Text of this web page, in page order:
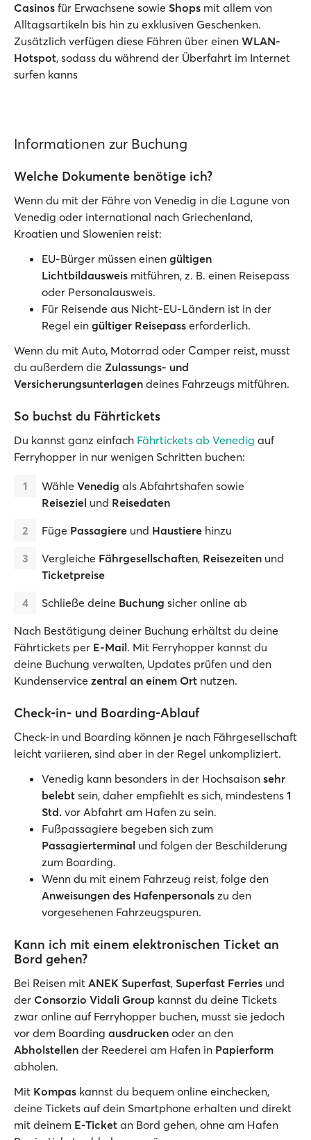
Casinos für Erwachsene sowie Shops mit allem von
Alltagsartikeln bis hin zu exklusiven Geschenken.
Zusätzlich verfügen diese Fähren über einen WLAN-
Hotspot, sodass du während der Überfahrt im Internet
surfen kanns
Informationen zur Buchung
Welche Dokumente benötige ich?
Wenn du mit der Fähre von Venedig in die Lagune von
Venedig oder international nach Griechenland,
Kroatien und Slowenien reist:
EU-Bürger müssen einen gültigen
Lichtbildausweis mitführen, z. B. einen Reisepass
oder Personalausweis.
Für Reisende aus Nicht-EU-Ländern ist in der
Regel ein gültiger Reisepass erforderlich.
Wenn du mit Auto, Motorrad oder Camper reist, musst
du außerdem die Zulassungs- und
Versicherungsunterlagen deines Fahrzeugs mitführen.
So buchst du Fährtickets
Du kannst ganz einfach Fährtickets ab Venedig auf
Ferryhopper in nur wenigen Schritten buchen:
Wähle Venedig als Abfahrtshafen sowie
Reiseziel und Reisedaten
Füge Passagiere und Haustiere hinzu
Vergleiche Fährgesellschaften, Reisezeiten und
Ticketpreise
Schließe deine Buchung sicher online ab
Nach Bestätigung deiner Buchung erhältst du deine
Fährtickets per E-Mail. Mit Ferryhopper kannst du
deine Buchung verwalten, Updates prüfen und den
Kundenservice zentral an einem Ort nutzen.
Check-in- und Boarding-Ablauf
Check-in und Boarding können je nach Fährgesellschaft
leicht variieren, sind aber in der Regel unkompliziert.
Venedig kann besonders in der Hochsaison sehr
belebt sein, daher empfiehlt es sich, mindestens 1
Std. vor Abfahrt am Hafen zu sein.
Fußpassagiere begeben sich zum
Passagierterminal und folgen der Beschilderung
zum Boarding.
Wenn du mit einem Fahrzeug reist, folge den
Anweisungen des Hafenpersonals zu den
vorgesehenen Fahrzeugspuren.
Kann ich mit einem elektronischen Ticket an
Bord gehen?
Bei Reisen mit ANEK Superfast, Superfast Ferries und
der Consorzio Vidali Group kannst du deine Tickets
zwar online auf Ferryhopper buchen, musst sie jedoch
vor dem Boarding ausdrucken oder an den
Abholstellen der Reederei am Hafen in Papierform
abholen.
Mit Kompas kannst du bequem online einchecken,
deine Tickets auf dein Smartphone erhalten und direkt
mit deinem E-Ticket an Bord gehen, ohne am Hafen